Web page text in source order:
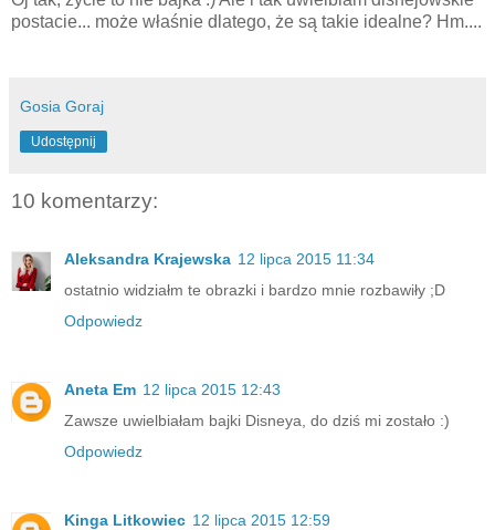
postacie... może właśnie dlatego, że są takie idealne? Hm....
Gosia Goraj
Udostępnij
10 komentarzy:
Aleksandra Krajewska 12 lipca 2015 11:34
ostatnio widziałm te obrazki i bardzo mnie rozbawiły ;D
Odpowiedz
Aneta Em 12 lipca 2015 12:43
Zawsze uwielbiałam bajki Disneya, do dziś mi zostało :)
Odpowiedz
Kinga Litkowiec 12 lipca 2015 12:59